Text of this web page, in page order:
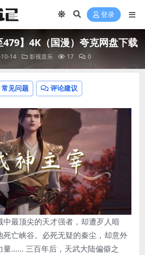
登录
】4K（国漫）夸克网盘下载
14 影视音乐 17 0
常见问题 评论建议
中最顶尖的天才强者，却遭歹人暗
死亡峡谷。必死无疑的秦尘，却意外
量…… 三百年后，天武大陆偏僻之